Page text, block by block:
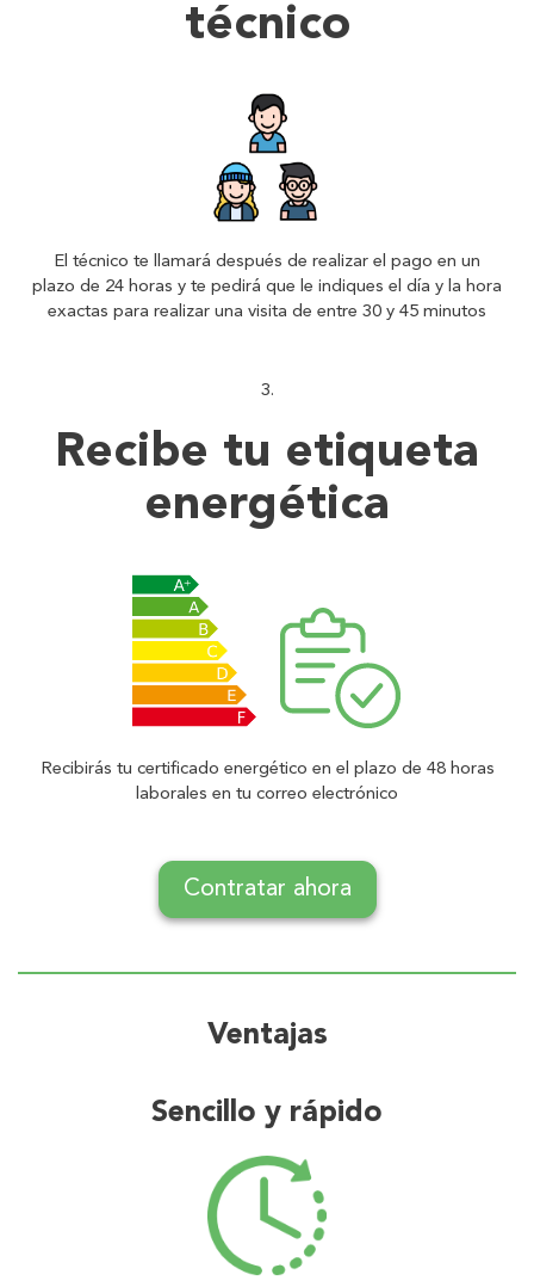
técnico
El técnico te llamará después de realizar el pago en un
plazo de 24 horas y te pedirá que le indiques el día y la hora
exactas para realizar una visita de entre 30 y 45 minutos
Recibe tu etiqueta
energética
Recibirás tu certificado energético en el plazo de 48 horas
laborales en tu correo electrónico
Contratar ahora
Ventajas
Sencillo y rápido